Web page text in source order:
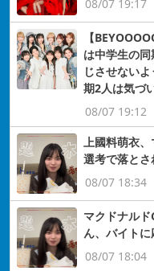
08/07 19:17
【
は中学生の
じさせない
期2人は気づ
08/07 19:12
上國料萌衣
選考で落とさ
08/07 18:34
マクドナル
ん、バイト
08/07 18:04